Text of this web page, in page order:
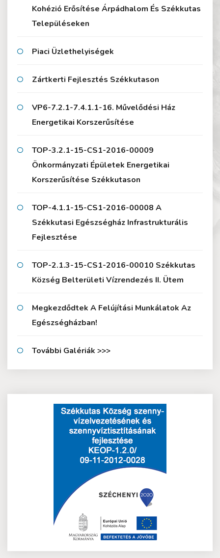
Kohézió Erősítése Árpádhalom És Székkutas
Településeken
Piaci Üzlethelyiségek
Zártkerti Fejlesztés Székkutason
VP6-7.2.1-7.4.1.1-16. Művelődési Ház
Energetikai Korszerűsítése
TOP-3.2.1-15-CS1-2016-00009
Önkormányzati Épületek Energetikai
Korszerűsítése Székkutason
TOP-4.1.1-15-CS1-2016-00008 A
Székkutasi Egészségház Infrastrukturális
Fejlesztése
TOP-2.1.3-15-CS1-2016-00010 Székkutas
Község Belterületi Vízrendezés II. Ütem
Megkezdődtek A Felújítási Munkálatok Az
Egészségházban!
További Galériák >>>